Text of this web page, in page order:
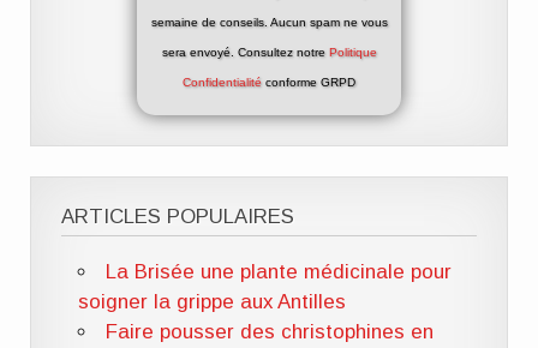
semaine de conseils. Aucun spam ne vous
sera envoyé. Consultez notre Politique
Confidentialité conforme GRPD
ARTICLES POPULAIRES
La Brisée une plante médicinale pour
soigner la grippe aux Antilles
Faire pousser des christophines en